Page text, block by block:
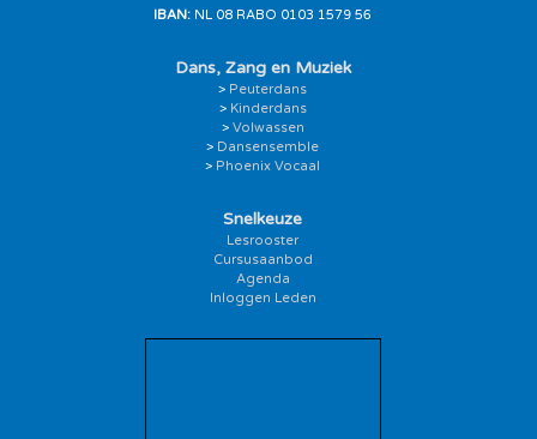
IBAN: NL 08 RABO 0103 1579 56
Dans, Zang en Muziek
> Peuterdans
> Kinderdans
> Volwassen
> Dansensemble
> Phoenix Vocaal
Snelkeuze
Lesrooster
Cursusaanbod
Agenda
Inloggen Leden